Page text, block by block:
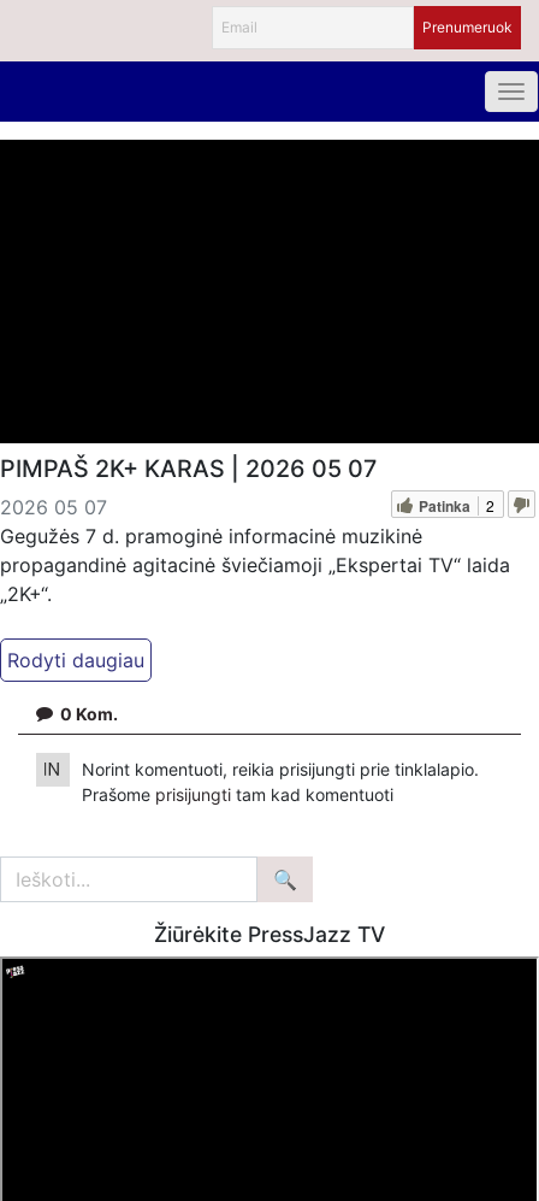
PIMPAŠ 2K+ KARAS | 2026 05 07
2026 05 07 Patinka 2
Gegužės 7 d. pramoginė informacinė muzikinė
propagandinė agitacinė šviečiamoji „Ekspertai TV“ laida
„2K+“.
Kiti mūsų kanalai:
Ekspertai.eu Telegram'e – https://t.me/ekspertaiTelegram
https://www.ekspertai.eu
Mūsų veikla galima tik dėka skaitytojų ir žiūrovų, mus
VšĮ „Ekspertai.eu“ per PayPal paspaudę šią nuorodą –
https://www.paypal.com/paypalme/Ekspertaieu?
0 Kom.
Norint komentuoti, reikia prisijungti prie tinklalapio.
Prašome prisijungti tam kad komentuoti
Žiūrėkite PressJazz TV